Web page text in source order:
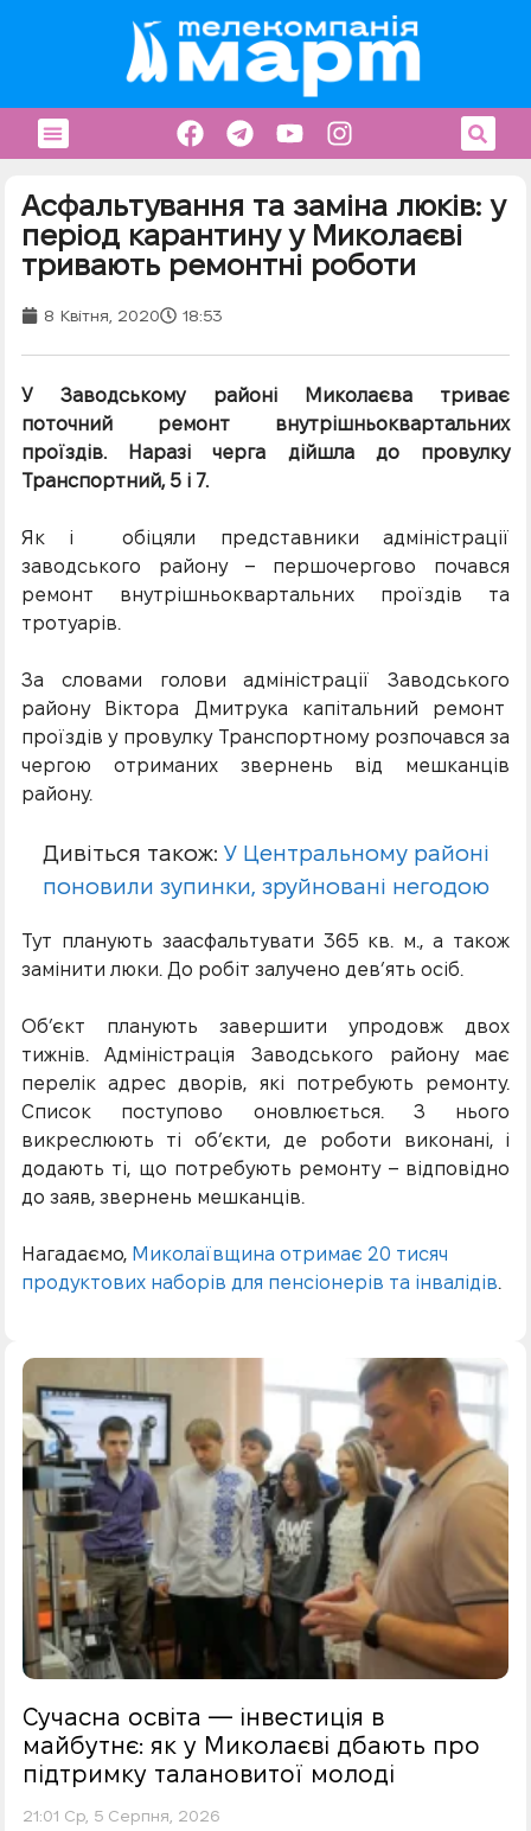
Асфальтування та заміна люків: у
період карантину у Миколаєві
тривають ремонтні роботи
8 Квітня, 2020 18:53
У Заводському районі Миколаєва триває
поточний ремонт внутрішньоквартальних
проїздів. Наразі черга дійшла до провулку
Транспортний, 5 і 7.
Як і обіцяли представники адміністрації
заводського району – першочергово почався
ремонт внутрішньоквартальних проїздів та
тротуарів.
За словами голови адміністрації Заводського
району Віктора Дмитрука капітальний ремонт
проїздів у провулку Транспортному розпочався за
чергою отриманих звернень від мешканців
району.
Дивіться також: У Центральному районі
поновили зупинки, зруйновані негодою
Тут планують заасфальтувати 365 кв. м., а також
замінити люки. До робіт залучено дев’ять осіб.
Об’єкт планують завершити упродовж двох
тижнів. Адміністрація Заводського району має
перелік адрес дворів, які потребують ремонту.
Список поступово оновлюється. З нього
викреслюють ті об’єкти, де роботи виконані, і
додають ті, що потребують ремонту – відповідно
до заяв, звернень мешканців.
Нагадаємо, Миколаївщина отримає 20 тисяч
продуктових наборів для пенсіонерів та інвалідів.
Сучасна освіта — інвестиція в
майбутнє: як у Миколаєві дбають про
підтримку талановитої молоді
21:01 Ср, 5 Серпня, 2026